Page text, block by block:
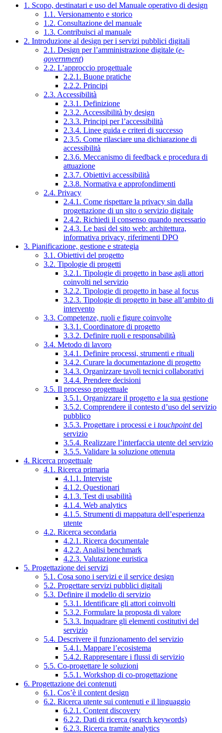
1. Scopo, destinatari e uso del Manuale operativo di design
1.1. Versionamento e storico
1.2. Consultazione del manuale
1.3. Contribuisci al manuale
2. Introduzione al design per i servizi pubblici digitali
2.1. Design per l’amministrazione digitale (e-
government)
2.2. L’approccio progettuale
2.2.1. Buone pratiche
2.2.2. Principi
2.3. Accessibilità
2.3.1. Definizione
2.3.2. Accessibilità by design
2.3.3. Principi per l’accessibilità
2.3.4. Linee guida e criteri di successo
2.3.5. Come rilasciare una dichiarazione di
accessibilità
2.3.6. Meccanismo di feedback e procedura di
attuazione
2.3.7. Obiettivi accessibilità
2.3.8. Normativa e approfondimenti
2.4. Privacy
2.4.1. Come rispettare la privacy sin dalla
progettazione di un sito o servizio digitale
2.4.2. Richiedi il consenso quando necessario
2.4.3. Le basi del sito web: architettura,
informativa privacy, riferimenti DPO
3. Pianificazione, gestione e strategia
3.1. Obiettivi del progetto
3.2. Tipologie di progetti
3.2.1. Tipologie di progetto in base agli attori
coinvolti nel servizio
3.2.2. Tipologie di progetto in base al focus
3.2.3. Tipologie di progetto in base all’ambito di
intervento
3.3. Competenze, ruoli e figure coinvolte
3.3.1. Coordinatore di progetto
3.3.2. Definire ruoli e responsabilità
3.4. Metodo di lavoro
3.4.1. Definire processi, strumenti e rituali
3.4.2. Curare la documentazione di progetto
3.4.3. Organizzare tavoli tecnici collaborativi
3.4.4. Prendere decisioni
3.5. Il processo progettuale
3.5.1. Organizzare il progetto e la sua gestione
3.5.2. Comprendere il contesto d’uso del servizio
pubblico
3.5.3. Progettare i processi e i touchpointdel
servizio
3.5.4. Realizzare l’interfaccia utente del servizio
3.5.5. Validare la soluzione ottenuta
4. Ricerca progettuale
4.1. Ricerca primaria
4.1.1. Interviste
4.1.2. Questionari
4.1.3. Test di usabilità
4.1.4. Web analytics
4.1.5. Strumenti di mappatura dell’esperienza
utente
4.2. Ricerca secondaria
4.2.1. Ricerca documentale
4.2.2. Analisi benchmark
4.2.3. Valutazione euristica
5. Progettazione dei servizi
5.1. Cosa sono i servizi e il service design
5.2. Progettare servizi pubblici digitali
5.3. Definire il modello di servizio
5.3.1. Identificare gli attori coinvolti
5.3.2. Formulare la proposta di valore
5.3.3. Inquadrare gli elementi costitutivi del
servizio
5.4. Descrivere il funzionamento del servizio
5.4.1. Mappare l’ecosistema
5.4.2. Rappresentare i flussi di servizio
5.5. Co-progettare le soluzioni
5.5.1. Workshop di co-progettazione
6. Progettazione dei contenuti
6.1. Cos’è il content design
6.2. Ricerca utente sui contenuti e il linguaggio
6.2.1. Content discovery
6.2.2. Dati di ricerca (search keywords)
6.2.3. Ricerca tramite analytics